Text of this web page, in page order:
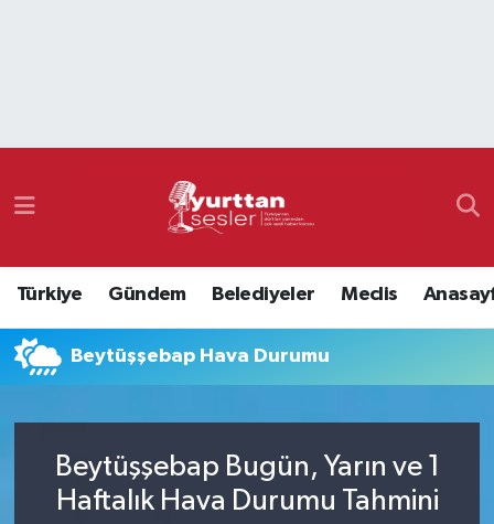
Türkiye Gündem Belediyeler Meclis
Beytüşşebap Hava Durumu
Beytüşşebap Bugün, Yarın ve 1
Haftalık Hava Durumu Tahmini
Namaz Vakitleri
Süper Lig Puan Durumu ve Fikstür
Tüm Manşetler
Son Dakika Haberleri
Haber Arşivi